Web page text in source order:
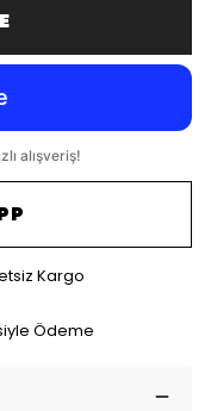
Kargo
Ödeme